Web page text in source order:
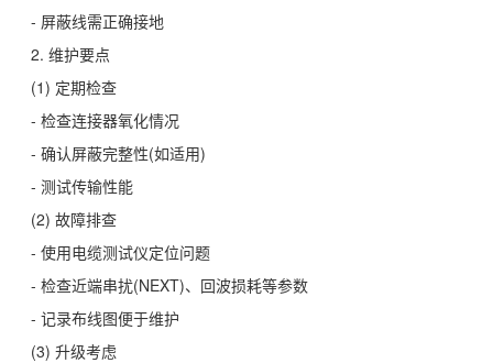
- 屏蔽线需正确接地
2. 维护要点
(1) 定期检查
- 检查连接器氧化情况
- 确认屏蔽完整性(如适用)
- 测试传输性能
(2) 故障排查
- 使用电缆测试仪定位问题
- 检查近端串扰(NEXT)、回波损耗等参数
- 记录布线图便于维护
(3) 升级考虑